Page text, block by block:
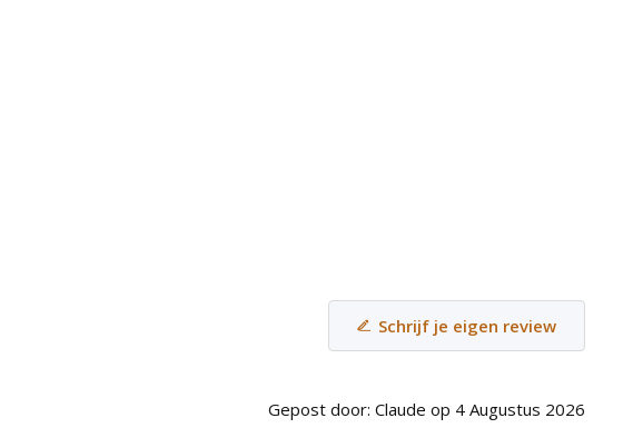
Schrijf je eigen review
Gepost door: Claude op 4 Augustus 2026